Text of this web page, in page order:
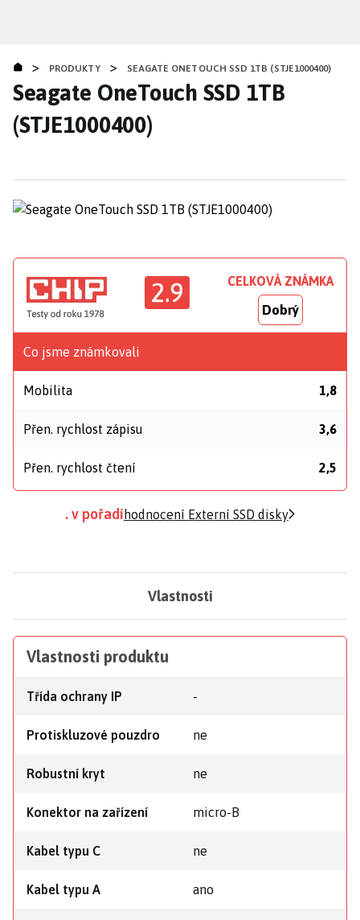
obsahu
> PRODUKTY > SEAGATE ONETOUCH SSD 1TB (STJE1000400)
Seagate OneTouch SSD 1TB
(STJE1000400)
2.9 CELKOVÁ ZNÁMKA
Dobrý
Co jsme známkovali
Mobilita 1,8
Přen. rychlost zápisu 3,6
Přen. rychlost čtení 2,5
. v pořadí hodnocení Externí SSD disky
Vlastnosti
Vlastnosti produktu
Třída ochrany IP -
Protiskluzové pouzdro ne
Robustní kryt ne
Konektor na zařízení micro-B
Kabel typu C ne
Kabel typu A ano